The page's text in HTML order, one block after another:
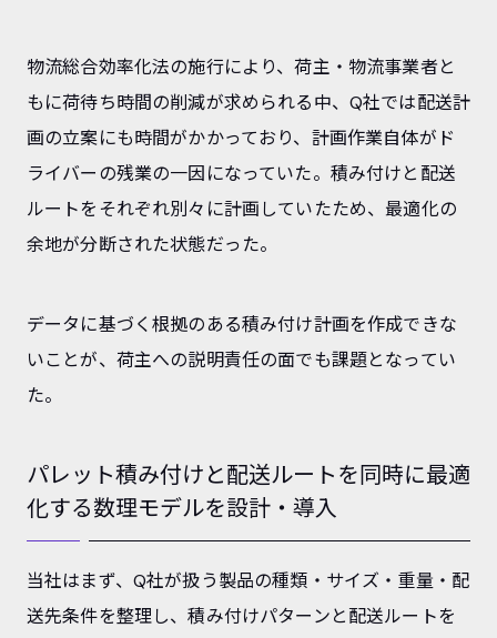
物流総合効率化法の施行により、荷主・物流事業者と
もに荷待ち時間の削減が求められる中、Q社では配送計
画の立案にも時間がかかっており、計画作業自体がド
ライバーの残業の一因になっていた。積み付けと配送
ルートをそれぞれ別々に計画していたため、最適化の
余地が分断された状態だった。
データに基づく根拠のある積み付け計画を作成できな
いことが、荷主への説明責任の面でも課題となってい
た。
パレット積み付けと配送ルートを同時に最適
化する数理モデルを設計・導入
当社はまず、Q社が扱う製品の種類・サイズ・重量・配
送先条件を整理し、積み付けパターンと配送ルートを